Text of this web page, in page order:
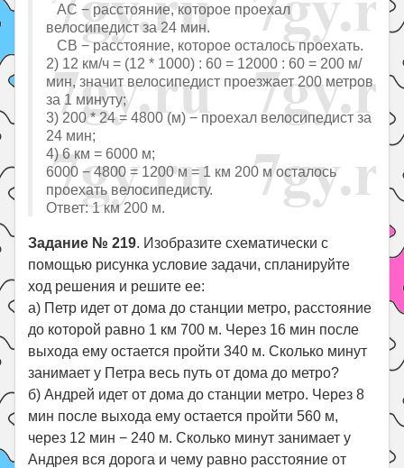
AC − расстояние, которое проехал
велосипедист за 24 мин.
CB − расстояние, которое осталось проехать.
2) 12 км/ч = (12 * 1000) : 60 = 12000 : 60 = 200 м/
мин, значит велосипедист проезжает 200 метров
за 1 минуту;
3) 200 * 24 = 4800 (м) − проехал велосипедист за
24 мин;
4) 6 км = 6000 м;
6000 − 4800 = 1200 м = 1 км 200 м осталось
проехать велосипедисту.
Ответ: 1 км 200 м.
Задание № 219. Изобразите схематически с
помощью рисунка условие задачи, спланируйте
ход решения и решите ее:
а) Петр идет от дома до станции метро, расстояние
до которой равно 1 км 700 м. Через 16 мин после
выхода ему остается пройти 340 м. Сколько минут
занимает у Петра весь путь от дома до метро?
б) Андрей идет от дома до станции метро. Через 8
мин после выхода ему остается пройти 560 м,
через 12 мин − 240 м. Сколько минут занимает у
Андрея вся дорога и чему равно расстояние от